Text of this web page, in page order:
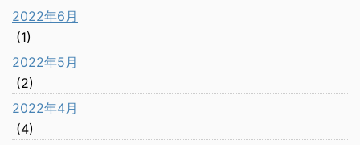
2022年6月
(1)
2022年5月
(2)
2022年4月
(4)